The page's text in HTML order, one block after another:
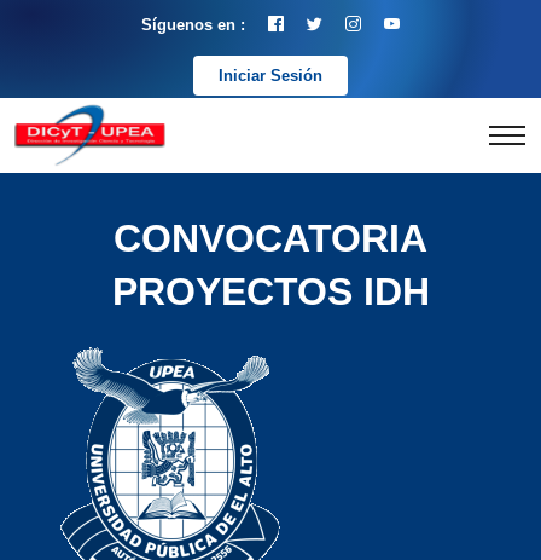
Síguenos en :
Iniciar Sesión
CONVOCATORIA
PROYECTOS IDH